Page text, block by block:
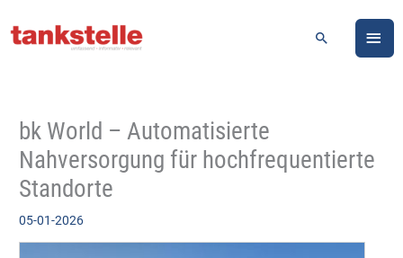
Inhalt
Suchen
bk World – Automatisierte
Nahversorgung für hochfrequentierte
Standorte
05-01-2026